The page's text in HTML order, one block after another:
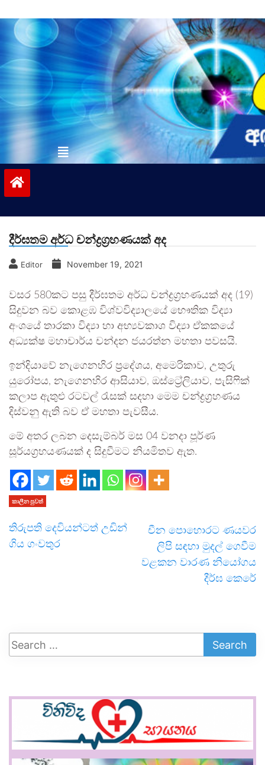
to
contentvinivida.lk
දීර්ඝතම අර්ධ චන්ද්‍රග්‍රහණයක් අද
Editor November 19, 2021
වසර 580කට පසු දීර්ඝතම අර්ධ චන්ද්‍රග්‍රහණයක් අද (19)
සිදුවන බව කොළඹ විශ්වවිද්‍යාලයේ භෞතික විද්‍යා
අංශයේ තාරකා විද්‍යා හා අභ්‍යවකාශ විද්‍යා ඒකකයේ
අධ්‍යක්ෂ මහාචාර්ය චන්දන ජයරත්න මහතා පවසයි.
ඉන්දියාවේ නැගෙනහිර ප්‍රදේශය, අමෙරිකාව, උතුරු
යුරෝපය, නැගෙනහිර ආසියාව, ඔස්ට්‍රේලියාව, පැසිෆික්
කලාප ඇතුළු රටවල් රැසක් සදහා මෙම චන්ද්‍රග්‍රහණය
දිස්වනු ඇති බව ඒ මහතා පැවසීය.
මේ අතර ලබන දෙසැම්බර් මස 04 වනදා පූර්ණ
සූර්යග්‍රහයණයක් ද සිදුවීමට නියමිතව ඇත.
කාලීන පුවත්
තිරුපති දෙවියන්ටත් උඩින්
ගිය ගංවතුර
චීන පොහොරට ණයවර
ලිපි සඳහා මුදල් ගෙවීම
වළකන වාරණ නියෝගය
දීර්ඝ කෙරේ